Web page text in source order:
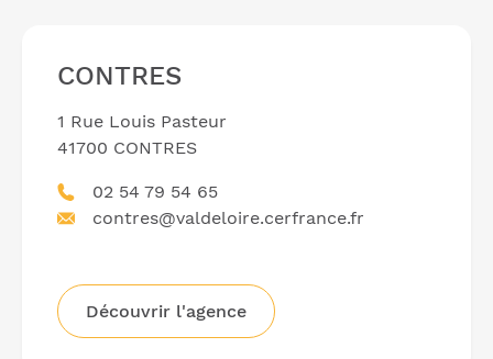
CONTRES
1 Rue Louis Pasteur
41700 CONTRES
02 54 79 54 65
contres@valdeloire.cerfrance.fr
Découvrir l'agence